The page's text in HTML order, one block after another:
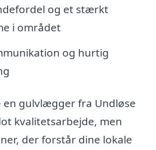
og et stærkt
i området
og hurtig
en gulvlægger fra Undløse
kvalitetsarbejde, men
der forstår dine lokale